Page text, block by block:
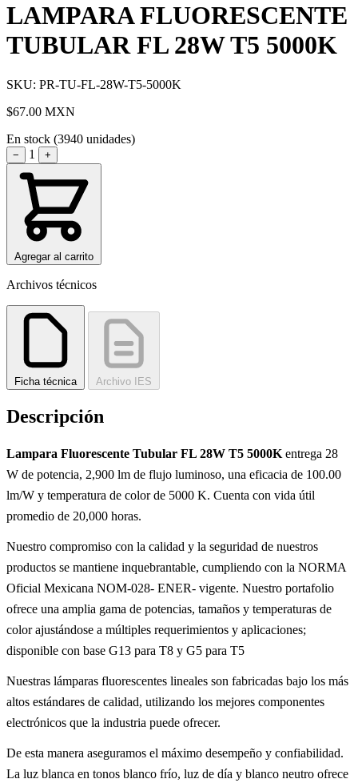
LAMPARA FLUORESCENTE
TUBULAR FL 28W T5 5000K
SKU: PR-TU-FL-28W-T5-5000K
$67.00 MXN
En stock (3940 unidades)
− 1 +
Agregar al carrito
Archivos técnicos
Ficha técnica Archivo IES
Descripción
Lampara Fluorescente Tubular FL 28W T5 5000K entrega 28
W de potencia, 2,900 lm de flujo luminoso, una eficacia de 100.00
lm/W y temperatura de color de 5000 K. Cuenta con vida útil
promedio de 20,000 horas.
Nuestro compromiso con la calidad y la seguridad de nuestros
productos se mantiene inquebrantable, cumpliendo con la NORMA
Oficial Mexicana NOM-028- ENER- vigente. Nuestro portafolio
ofrece una amplia gama de potencias, tamaños y temperaturas de
color ajustándose a múltiples requerimientos y aplicaciones;
disponible con base G13 para T8 y G5 para T5
Nuestras lámparas fluorescentes lineales son fabricadas bajo los más
altos estándares de calidad, utilizando los mejores componentes
electrónicos que la industria puede ofrecer.
De esta manera aseguramos el máximo desempeño y confiabilidad.
La luz blanca en tonos blanco frío, luz de día y blanco neutro ofrece